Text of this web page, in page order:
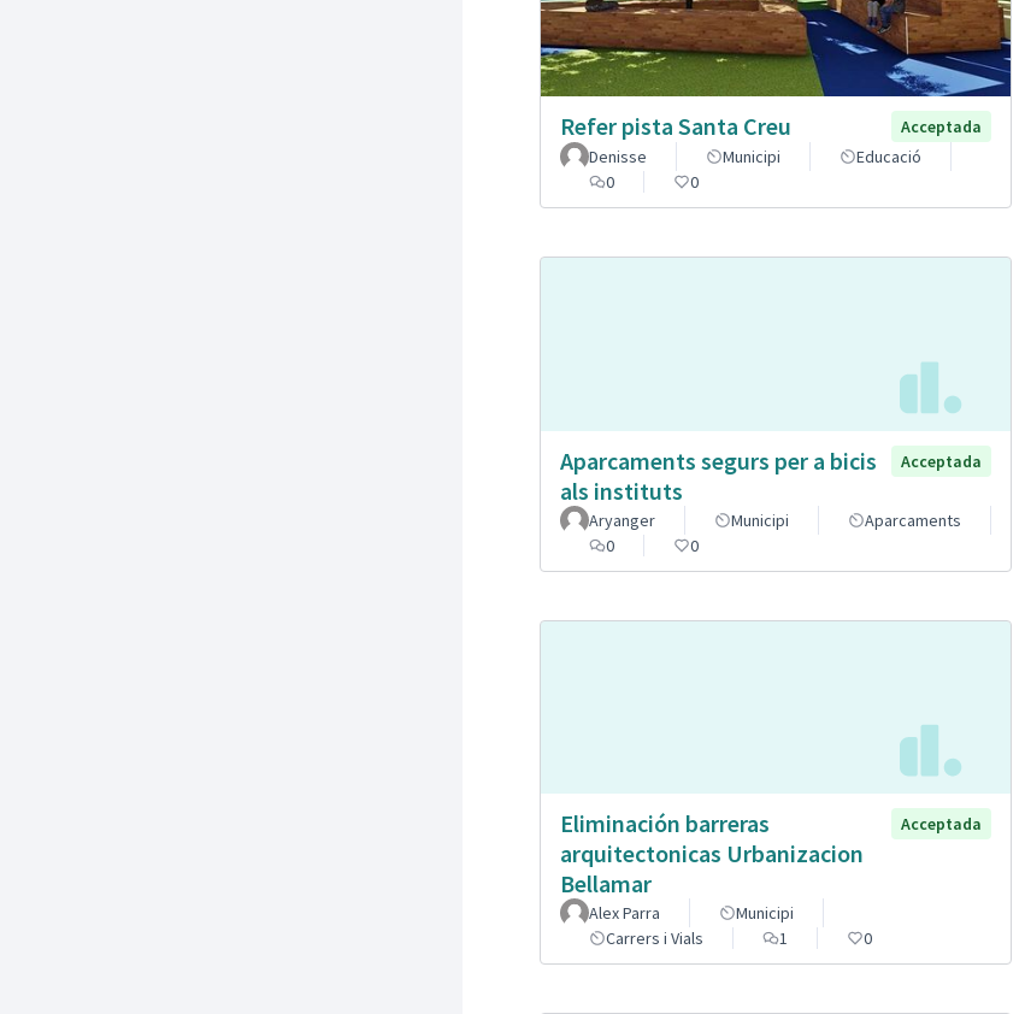
Refer pista Santa Creu
Acceptada
Denisse
Municipi
Educació
0
0
Aparcaments segurs per a bicis
als instituts
Acceptada
Aryanger Municipi
Aparcaments
0
0
Eliminación barreras
arquitectonicas Urbanizacion
Bellamar
Acceptada
Alex Parra
Municipi
Carrers i Vials
1 0